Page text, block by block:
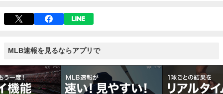
MLB速報を見るならアプリで